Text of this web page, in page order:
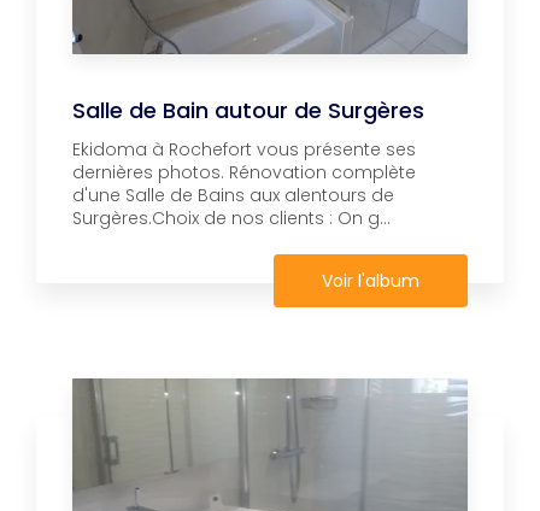
Salle de Bain autour de Surgères
Ekidoma à Rochefort vous présente ses
dernières photos. Rénovation complète
d'une Salle de Bains aux alentours de
Surgères.Choix de nos clients : On g...
Voir l'album